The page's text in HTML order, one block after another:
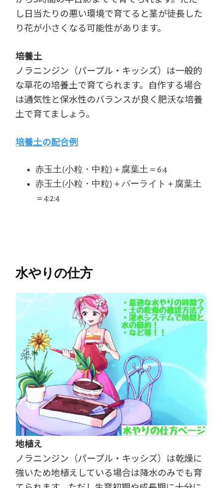
し日当たりの悪い環境で育てると茎が徒長した
り花が小さくなる可能性があります。
培養土
ノラニンジン（パープル・キッシズ）は一般的
な草花の培養土で育てられます。自作する場合
は通気性と保水性のバランスが良く肥沃な培養
土で育てましょう。
培養土の配合例
赤玉土(小粒・中粒)＋腐葉土＝6:4
赤玉土(小粒・中粒)＋パーライト＋腐葉土
＝4:2:4
水やりの仕方
地植え
ノラニンジン（パープル・キッシズ）は乾燥に
強いため地植えしている場合は降水のみでも育